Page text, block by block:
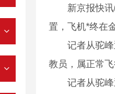
新京报快讯(
置，飞机*终在
记者从驼峰通
教员，属正常
记者从驼峰通